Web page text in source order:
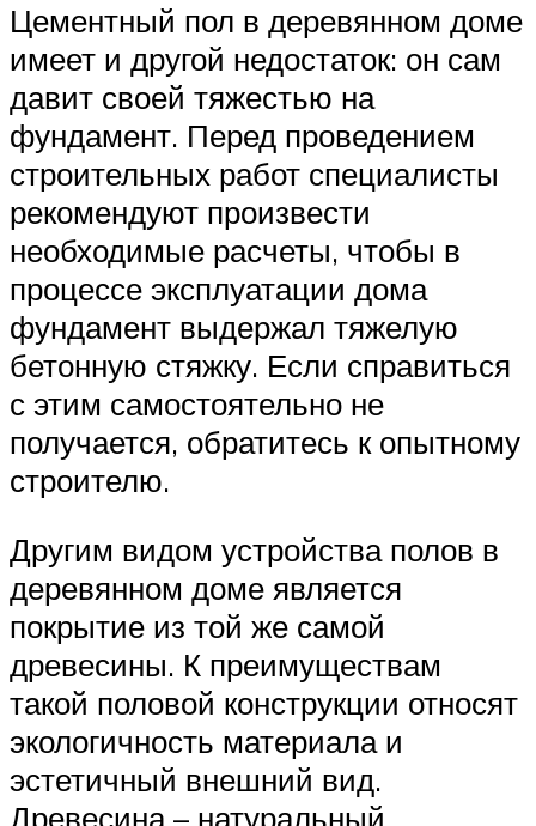
Цементный пол в деревянном доме
имеет и другой недостаток: он сам
давит своей тяжестью на
фундамент. Перед проведением
строительных работ специалисты
рекомендуют произвести
необходимые расчеты, чтобы в
процессе эксплуатации дома
фундамент выдержал тяжелую
бетонную стяжку. Если справиться
с этим самостоятельно не
получается, обратитесь к опытному
строителю.
Другим видом устройства полов в
деревянном доме является
покрытие из той же самой
древесины. К преимуществам
такой половой конструкции относят
экологичность материала и
эстетичный внешний вид.
Древесина – натуральный